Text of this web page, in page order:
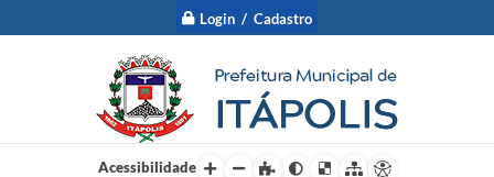
Login / Cadastro
Acessibilidade